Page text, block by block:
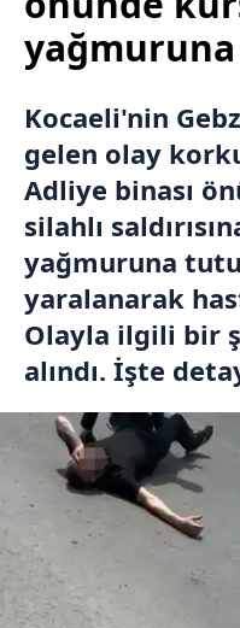
Kocaeli'nin
gelen olay
Adliye binası
silahlı
yağmuruna
yaralanarak
Olayla ilgili bir
alındı. İşte